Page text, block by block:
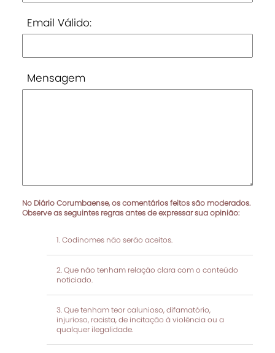
Email Válido:
Mensagem
No Diário Corumbaense, os comentários feitos são moderados.
Observe as seguintes regras antes de expressar sua opinião:
Codinomes não serão aceitos.
Que não tenham relação clara com o conteúdo
noticiado.
Que tenham teor calunioso, difamatório,
injurioso, racista, de incitação à violência ou a
qualquer ilegalidade.